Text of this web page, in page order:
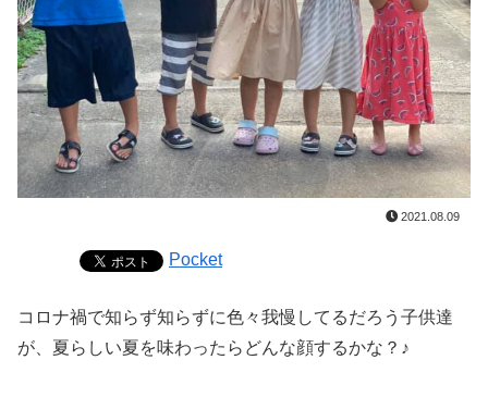
2021.08.09
Pocket
コロナ禍で知らず知らずに色々我慢してるだろう子供達
が、夏らしい夏を味わったらどんな顔するかな？♪